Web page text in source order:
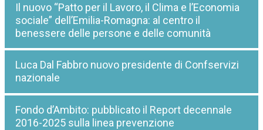
Il nuovo “Patto per il Lavoro, il Clima e l’Economia
sociale” dell’Emilia-Romagna: al centro il
benessere delle persone e delle comunità
Luca Dal Fabbro nuovo presidente di Confservizi
nazionale
Fondo d’Ambito: pubblicato il Report decennale
2016-2025 sulla linea prevenzione